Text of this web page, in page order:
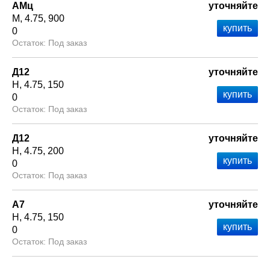
АМц
М 4.75 900
0
Под заказ
уточняйте
Д12
Н
4.75 150
0
Под заказ
уточняйте
Д12
Н
4.75 200
0
Под заказ
уточняйте
А7
Н
4.75 150
0
Под заказ
уточняйте